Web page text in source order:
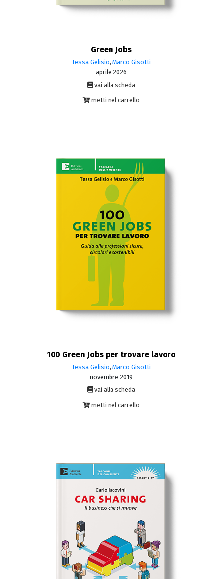
Green Jobs
Tessa Gelisio, Marco Gisotti
aprile 2026
vai alla scheda
metti nel carrello
100 Green Jobs per trovare lavoro
Tessa Gelisio, Marco Gisotti
novembre 2019
vai alla scheda
metti nel carrello